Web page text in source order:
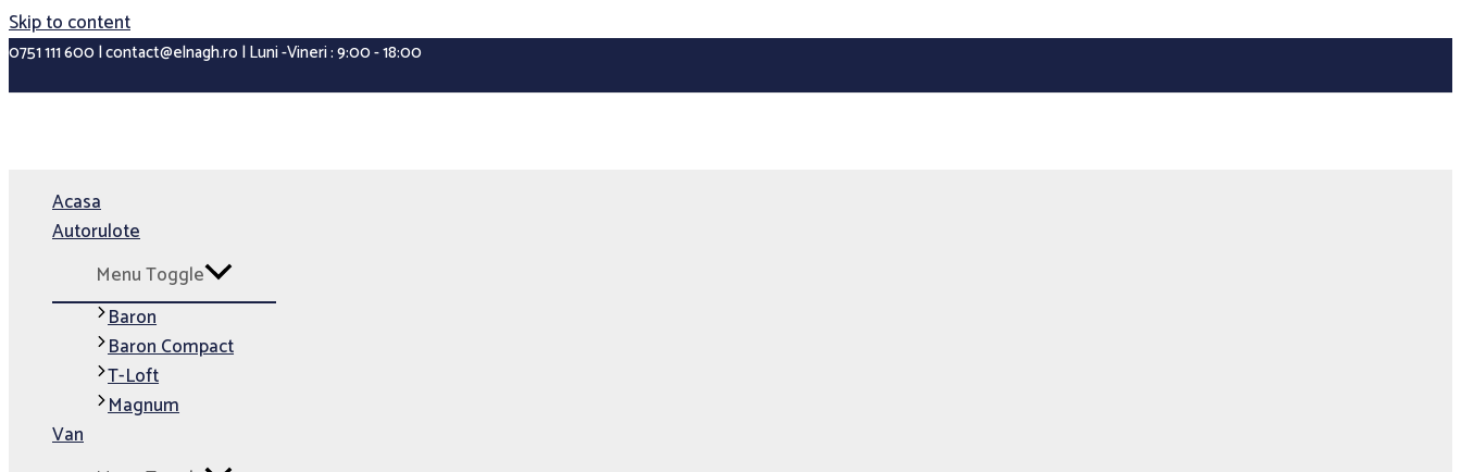
Skip to content
0751 111 600 | contact@elnagh.ro | Luni -Vineri : 9:00 - 18:00
Acasa
Autorulote
Menu Toggle
Baron
Baron Compact
T-Loft
Magnum
Van